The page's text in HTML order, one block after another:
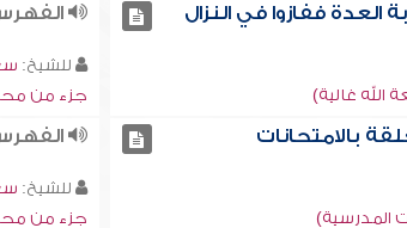
العدة ففازوا في النزال
الله غالية)
للشيخ:
جزء من
بالامتحانات
المدرسية)
للشيخ:
جزء من